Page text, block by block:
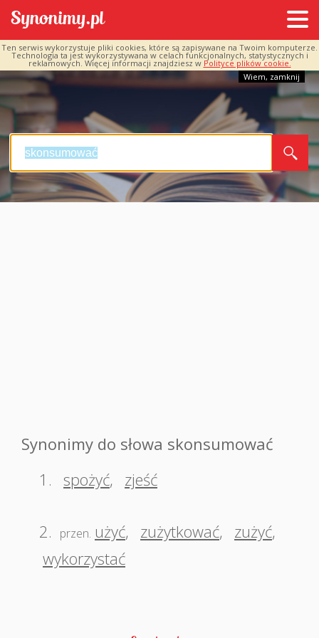
Ten serwis wykorzystuje pliki cookies, które są zapisywane na Twoim komputerze.
Technologia ta jest wykorzystywana w celach funkcjonalnych, statystycznych i
reklamowych. Więcej informacji znajdziesz w Polityce plików cookie.
Wiem, zamknij
Synonimy do słowa skonsumować
1.
spożyć, zjeść
2. przen. użyć, zużytkować, zużyć,
wykorzystać